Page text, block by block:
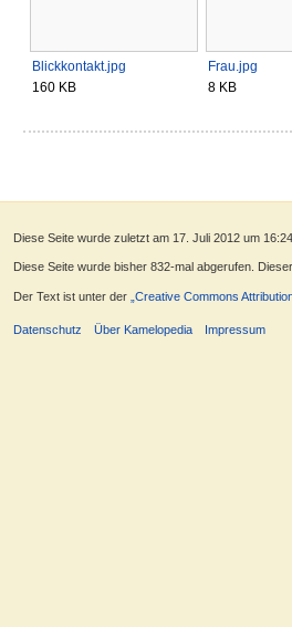
Blickkontakt.jpg
160 KB
Frau.jpg
8 KB
Diese Seite wurde zuletzt am 17. Juli 2012 um
Diese Seite wurde bisher 832-mal abgerufen.
Der Text ist unter der „Creative Commons
Datenschutz Über Kamelopedia Impressum